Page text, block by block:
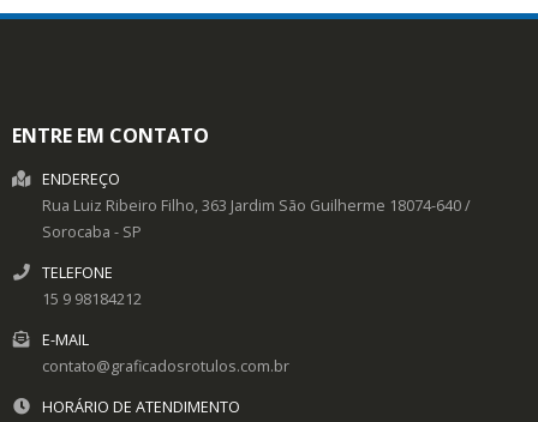
ENTRE EM CONTATO
ENDEREÇO
Rua Luiz Ribeiro Filho, 363 Jardim São Guilherme 18074-640/
Sorocaba - SP
TELEFONE
15 9 98184212
E-MAIL
contato@graficadosrotulos.com.br
HORÁRIO DE ATENDIMENTO